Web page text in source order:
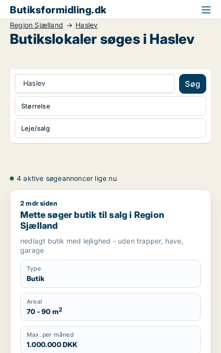
Butiksformidling.dk
Region Sjælland Haslev
Butikslokaler søges i Haslev
Haslev Søg
Leje/salg
Størrelse
4 aktive søgeannoncer lige nu
Mette søger butik til salg i Region Sjælland
2 mdr siden
Mette søger butik til salg i Region
Sjælland
nedlagt butik med lejlighed - uden trapper, have,
garage
Type
Butik
Areal
70 - 90 m2
Max. per måned
1.000.000 DKK